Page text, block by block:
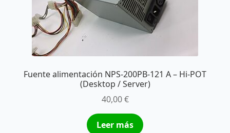
Fuente alimentación NPS-200PB-121 A – Hi-POT
(Desktop / Server)
40,00€
Leer más